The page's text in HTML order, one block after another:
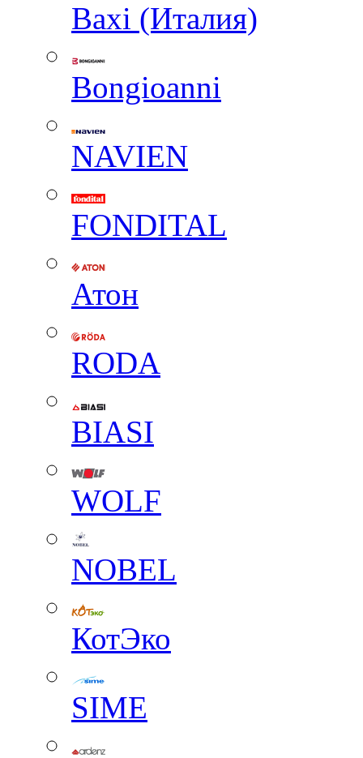
Baxi (Италия)
Вongioanni
NAVIEN
FONDITAL
Атон
RODA
BIASI
WOLF
NOBEL
КотЭко
SIME